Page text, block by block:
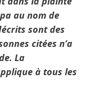
au nom de
sont des
citées n’a
La
à tous les